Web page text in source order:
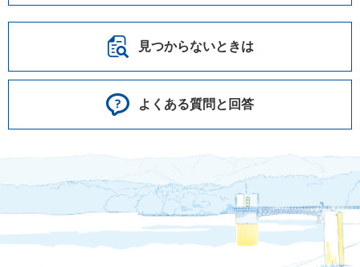
見つからないときは
よくある質問と回答